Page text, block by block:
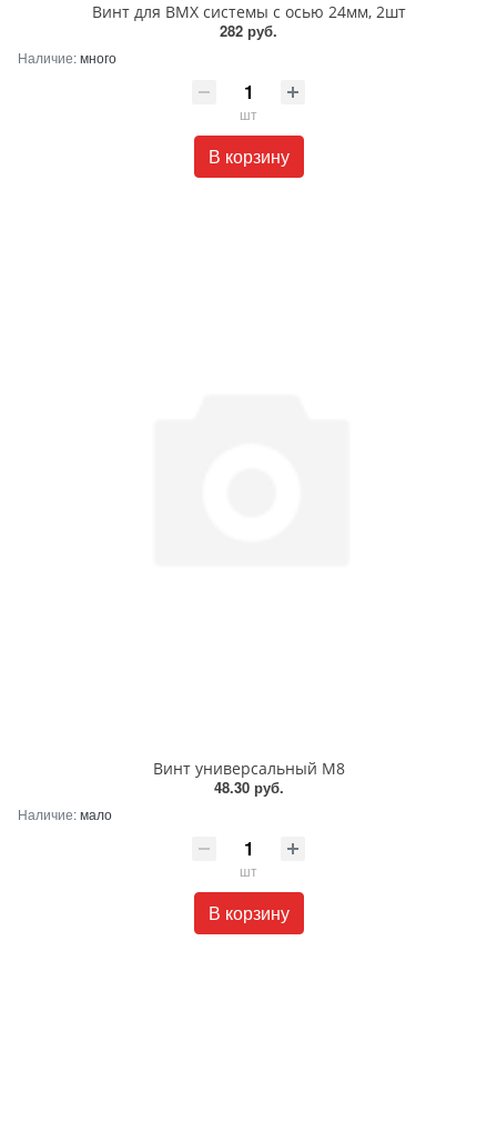
Винт для BMX системы с осью 24мм, 2шт
282 руб.
Наличие:много
шт
В корзину
Винт универсальный М8
48.30 руб.
Наличие:мало
шт
В корзину